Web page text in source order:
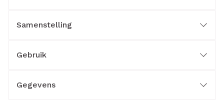
Samenstelling
Gebruik
Gegevens